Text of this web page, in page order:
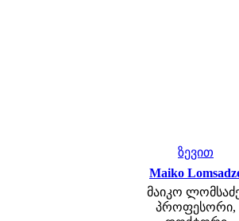
ზევით
Maiko
მაიკო
პროფესორი,